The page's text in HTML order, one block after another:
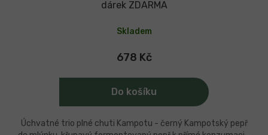
dárek ZDARMA
Skladem
678 Kč
Do košíku
Úchvatné trio plné chuti Kampotu - černý Kampotský pepř